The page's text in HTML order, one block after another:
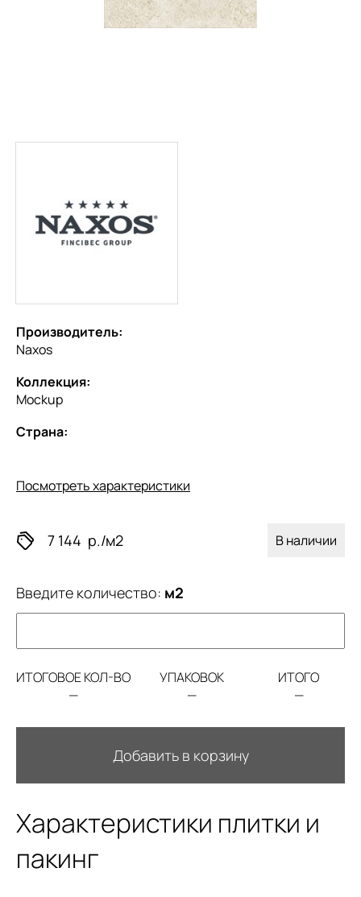
Производитель:
Naxos
Коллекция:
Mockup
Страна:
Посмотреть характеристики
7 144 р./м2 В наличии
Введите количество: м2
ИТОГОВОЕ КОЛ-ВО
—
УПАКОВОК
—
ИТОГО
—
Добавить в корзину
Характеристики плитки и
пакинг